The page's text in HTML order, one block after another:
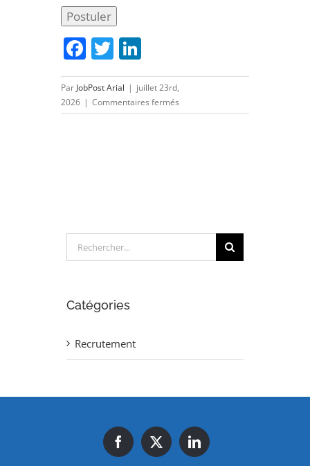
Facebook
Twitter
Par JobPost Arial | juillet 23rd,
2026 | Commentaires fermés
Technicien
Rechercher:
Catégories
Recrutement